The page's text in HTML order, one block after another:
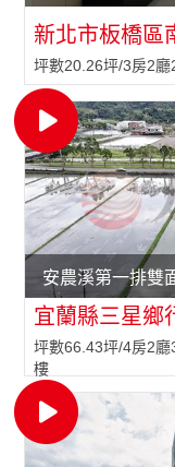
新北市板橋區
坪數20.26坪/3房2
安農溪第一排雙
宜蘭縣三星鄉
坪數66.43坪/4房2
樓